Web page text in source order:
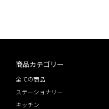
商品カテゴリー
全ての商品
ステーショナリー
キッチン